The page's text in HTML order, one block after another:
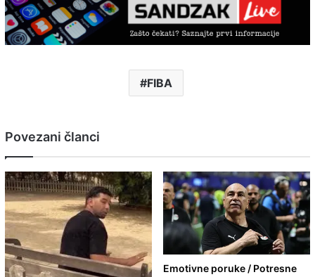
FIBA
Povezani članci
Emotivne poruke / Potresne